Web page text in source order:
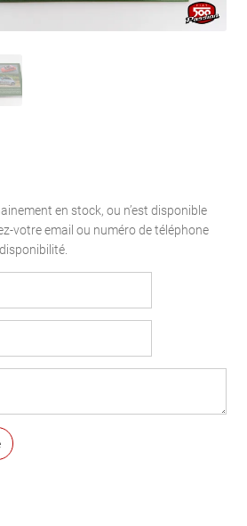
en stock, ou n’est disponible
votre email ou numéro de téléphone